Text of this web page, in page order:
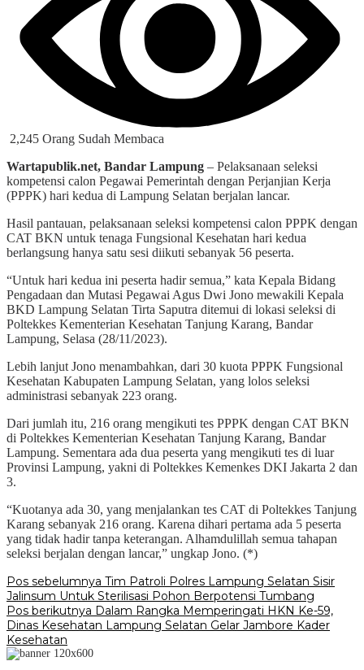
2,245 Orang Sudah Membaca
Wartapublik.net, Bandar Lampung – Pelaksanaan seleksi
kompetensi calon Pegawai Pemerintah dengan Perjanjian Kerja
(PPPK) hari kedua di Lampung Selatan berjalan lancar.
Hasil pantauan, pelaksanaan seleksi kompetensi calon PPPK dengan
CAT BKN untuk tenaga Fungsional Kesehatan hari kedua
berlangsung hanya satu sesi diikuti sebanyak 56 peserta.
“Untuk hari kedua ini peserta hadir semua,” kata Kepala Bidang
Pengadaan dan Mutasi Pegawai Agus Dwi Jono mewakili Kepala
BKD Lampung Selatan Tirta Saputra ditemui di lokasi seleksi di
Poltekkes Kementerian Kesehatan Tanjung Karang, Bandar
Lampung, Selasa (28/11/2023).
Lebih lanjut Jono menambahkan, dari 30 kuota PPPK Fungsional
Kesehatan Kabupaten Lampung Selatan, yang lolos seleksi
administrasi sebanyak 223 orang.
Dari jumlah itu, 216 orang mengikuti tes PPPK dengan CAT BKN
di Poltekkes Kementerian Kesehatan Tanjung Karang, Bandar
Lampung. Sementara ada dua peserta yang mengikuti tes di luar
Provinsi Lampung, yakni di Poltekkes Kemenkes DKI Jakarta 2 dan
3.
“Kuotanya ada 30, yang menjalankan tes CAT di Poltekkes Tanjung
Karang sebanyak 216 orang. Karena dihari pertama ada 5 peserta
yang tidak hadir tanpa keterangan. Alhamdulillah semua tahapan
seleksi berjalan dengan lancar,” ungkap Jono. (*)
Navigasi
pos
Pos sebelumnya Tim Patroli Polres Lampung Selatan Sisir
Jalinsum Untuk Sterilisasi Pohon Berpotensi Tumbang
Pos berikutnya Dalam Rangka Memperingati HKN Ke-59,
Dinas Kesehatan Lampung Selatan Gelar Jambore Kader
Kesehatan